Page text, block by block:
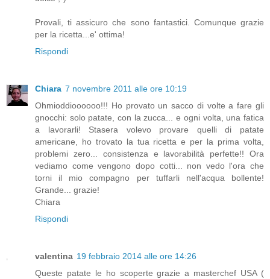
Provali, ti assicuro che sono fantastici. Comunque grazie
per la ricetta...e' ottima!
Rispondi
Chiara 7 novembre 2011 alle ore 10:19
Ohmioddioooooo!!! Ho provato un sacco di volte a fare gli
gnocchi: solo patate, con la zucca... e ogni volta, una fatica
a lavorarli! Stasera volevo provare quelli di patate
americane, ho trovato la tua ricetta e per la prima volta,
problemi zero... consistenza e lavorabilità perfette!! Ora
vediamo come vengono dopo cotti... non vedo l'ora che
torni il mio compagno per tuffarli nell'acqua bollente!
Grande... grazie!
Chiara
Rispondi
valentina 19 febbraio 2014 alle ore 14:26
Queste patate le ho scoperte grazie a masterchef USA (